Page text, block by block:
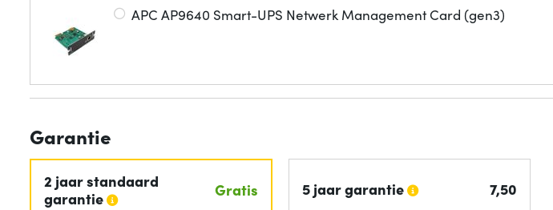
APC AP9640 Smart-UPS Netwerk Management Card (gen3)
Garantie
2 jaar standaard
garantie
Gratis 5 jaar garantie 7,50